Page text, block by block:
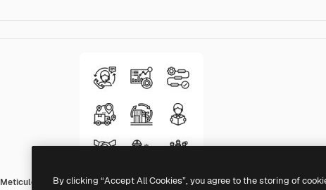
Meticulous LineBy clicking “Accept All Cookies”, you agree to the storing of